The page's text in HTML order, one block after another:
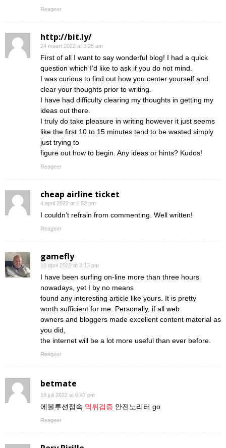
Reageer
http://bit.ly/
24 maart 2022 at 3:25 am
First of all I want to say wonderful blog! I had a quick
question which I’d like to ask if you do not mind.
I was curious to find out how you center yourself and
clear your thoughts prior to writing.
I have had difficulty clearing my thoughts in getting my
ideas out there.
I truly do take pleasure in writing however it just seems
like the first 10 to 15 minutes tend to be wasted simply
just trying to
figure out how to begin. Any ideas or hints? Kudos!
Reageer
cheap airline ticket
4 april 2022 at 1:52 pm
I couldn’t refrain from commenting. Well written!
Reageer
gamefly
10 april 2022 at 3:13 pm
I have been surfing on-line more than three hours
nowadays, yet I by no means
found any interesting article like yours. It is pretty
worth sufficient for me. Personally, if all web
owners and bloggers made excellent content material as
you did,
the internet will be a lot more useful than ever before.
Reageer
betmate
18 juli 2022 at 6:47 pm
에볼루션접속 먹튀검증 안전노리터 go
Reageer